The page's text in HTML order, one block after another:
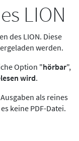
LION
des LION. Diese
werden.
Option "hörbar",
wird.
als reines
keine PDF-Datei.